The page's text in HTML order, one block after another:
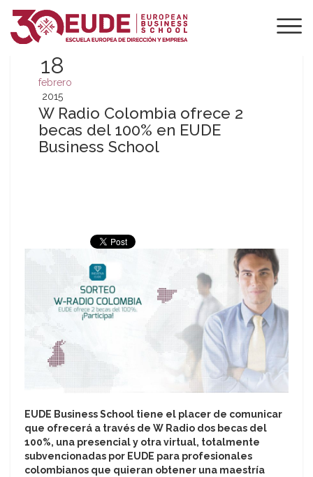
18
febrero
2015
W Radio Colombia ofrece 2
becas del 100% en EUDE
Business School
EUDE Business School tiene el placer de comunicar
que ofrecerá a través de W Radio dos becas del
100%, una presencial y otra virtual, totalmente
subvencionadas por EUDE para profesionales
colombianos que quieran obtener una maestría